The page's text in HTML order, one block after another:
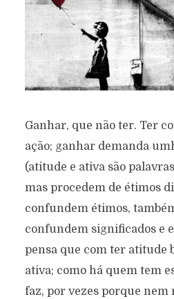
Ganhar, que não ter. Ter
ação; ganhar demanda
(atitude e ativa são
mas procedem de étimos
confundem étimos,
confundem significados e
pensa que com ter atitude
ativa; como há quem tem
faz, por vezes porque nem